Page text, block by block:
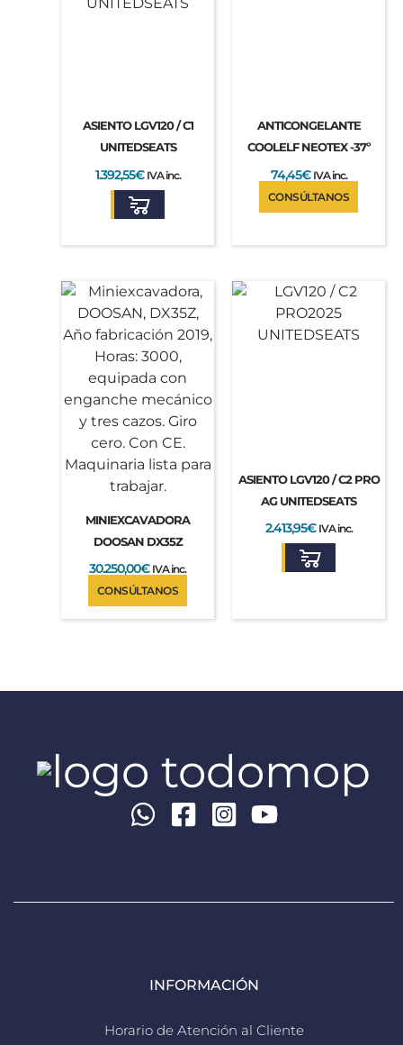
ASIENTO LGV120 / C1
UNITEDSEATS
1.392,55€ IVA inc.
ANTICONGELANTE
COOLELF NEOTEX -37º
74,45€ IVA inc.
CONSÚLTANOS
MINIEXCAVADORA
DOOSAN DX35Z
30.250,00€ IVA inc.
CONSÚLTANOS
ASIENTO LGV120 / C2 PRO
AG UNITEDSEATS
2.413,95€ IVA inc.
INFORMACIÓN
Horario de Atención al Cliente